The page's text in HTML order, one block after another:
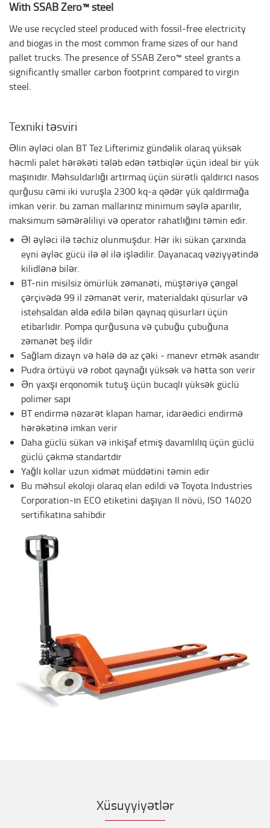
With SSAB Zero™ steel
We use recycled steel produced with fossil-free electricity
and biogas in the most common frame sizes of our hand
pallet trucks. The presence of SSAB Zero™ steel grants a
significantly smaller carbon footprint compared to virgin
steel.
Texniki təsviri
Əlin əyləci olan BT Tez Lifterimiz gündəlik olaraq yüksək
həcmli palet hərəkəti tələb edən tətbiqlər üçün ideal bir yük
maşınıdır. Məhsuldarlığı artırmaq üçün sürətli qaldırıcı nasos
qurğusu cəmi iki vuruşla 2300 kq-a qədər yük qaldırmağa
imkan verir. bu zaman mallarınız minimum səylə aparılır,
maksimum səmərəliliyi və operator rahatlığını təmin edir.
Əl əyləci ilə təchiz olunmuşdur. Hər iki sükan çarxında
eyni əyləc gücü ilə əl ilə işlədilir. Dayanacaq vəziyyətində
kilidlənə bilər.
BT-nin misilsiz ömürlük zəmanəti, müştəriyə çəngəl
çərçivədə 99 il zəmanət verir, materialdakı qüsurlar və
istehsaldan əldə edilə bilən qaynaq qüsurları üçün
etibarlıdır. Pompa qurğusuna və çubuğu çubuğuna
zəmanət beş ildir
Sağlam dizayn və hələ də az çəki - manevr etmək asandır
Pudra örtüyü və robot qaynağı yüksək və hətta son verir
Ən yaxşı erqonomik tutuş üçün bucaqlı yüksək güclü
polimer sapı
BT endirmə nəzarət klapan hamar, idarəedici endirmə
hərəkətinə imkan verir
Daha güclü sükan və inkişaf etmiş davamlılıq üçün güclü
güclü çəkmə standartdır
Yağlı kollar uzun xidmət müddətini təmin edir
Bu məhsul ekoloji olaraq elan edildi və Toyota Industries
Corporation-ın ECO etiketini daşıyan II növü, ISO 14020
sertifikatına sahibdir
Xüsuyyiyətlər